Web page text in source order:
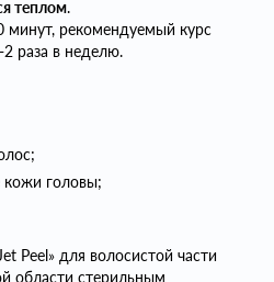
теплом.
минут, рекомендуемый курс
раза в неделю.
кожи головы;
Peel» для волосистой части
области стерильным